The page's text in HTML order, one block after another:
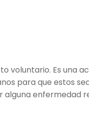
voluntario. Es una
para que estos
alguna enfermedad